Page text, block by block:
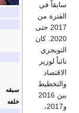
سبقه
خلفه
سابقاً في
الفترة من
2017 حتى
2020. كان
التويجري
نائباً لوزير
الاقتصاد
والتخطيط
بين 2016
و2017،